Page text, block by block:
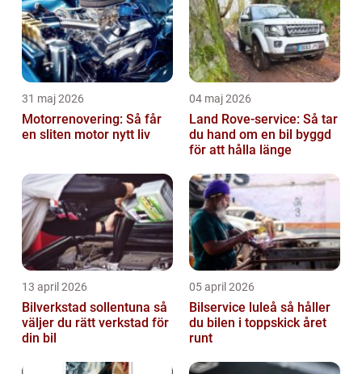
31 maj 2026
Motorrenovering: Så får
en sliten motor nytt liv
04 maj 2026
Land Rove-service: Så tar
du hand om en bil byggd
för att hålla länge
13 april 2026
Bilverkstad sollentuna så
väljer du rätt verkstad för
din bil
05 april 2026
Bilservice luleå så håller
du bilen i toppskick året
runt